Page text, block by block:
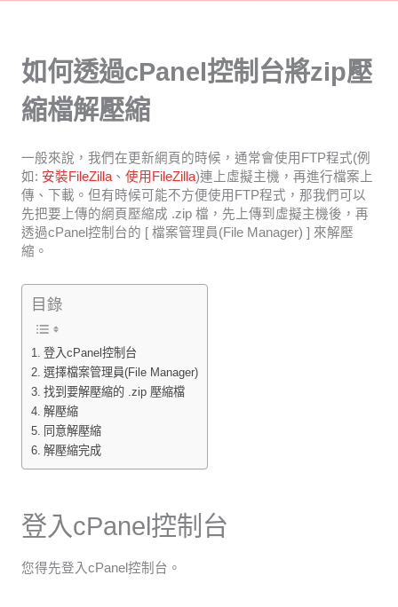
如何透過cPanel控制台將zip壓
縮檔解壓縮
一般來說，我們在更新網頁的時候，通常會使用FTP程式(例
如: 安裝FileZilla 、使用FileZilla)連上虛擬主機，再進行檔案上
傳、下載。但有時候可能不方便使用FTP程式，那我們可以
先把要上傳的網頁壓縮成 .zip 檔，先上傳到虛擬主機後，再
透過cPanel控制台的 [ 檔案管理員(File Manager) ] 來解壓
縮。
目錄
登入cPanel控制台
選擇檔案管理員(File Manager)
找到要解壓縮的 .zip 壓縮檔
解壓縮
同意解壓縮
解壓縮完成
登入cPanel控制台
您得先登入cPanel控制台。